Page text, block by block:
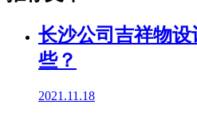
长沙公司吉祥物
些？
2021.11.18